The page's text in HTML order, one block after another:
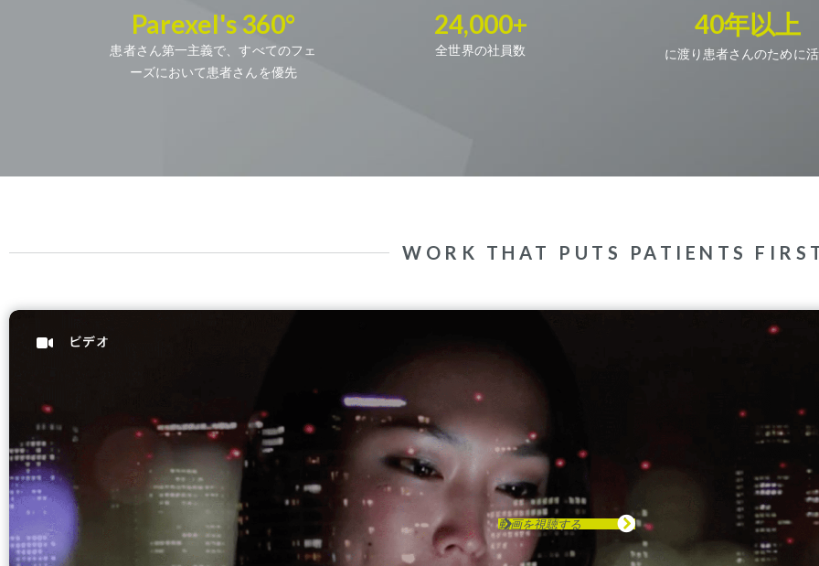
Parexel's 360°
患者さん第一主義で、すべてのフェ
ーズにおいて患者さんを優先
24,000+
全世界の社員数
40年以上
に渡り患者さんのために
WORK THAT PUTS PATIENTS
動画を視聴する